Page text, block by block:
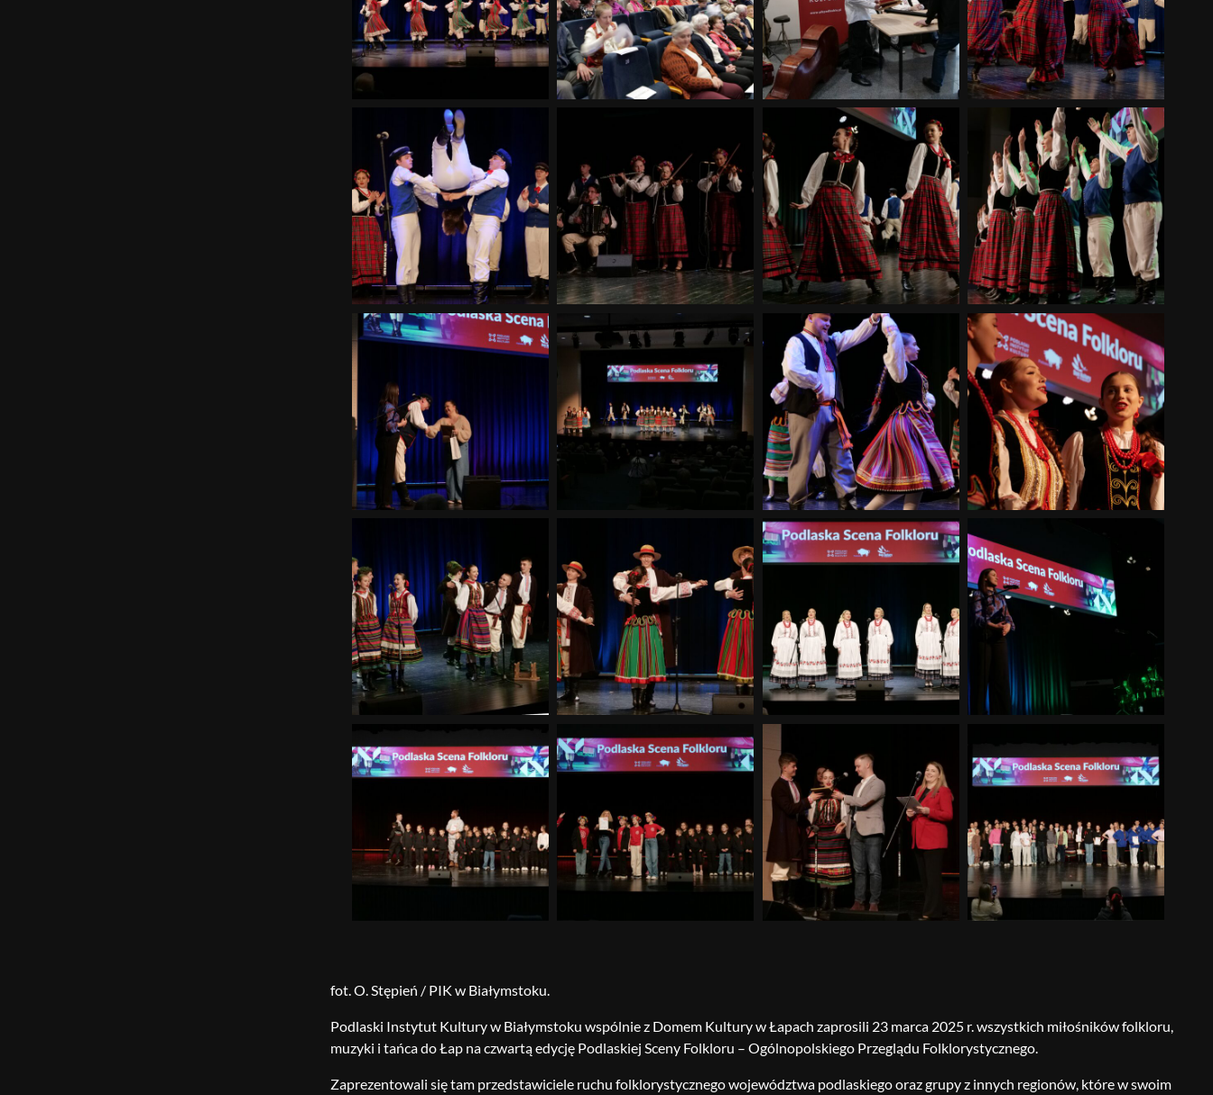
fot. O. Stępień / PIK w Białymstoku.
Podlaski Instytut Kultury w Białymstoku wspólnie z Domem Kultury w Łapach zaprosili 23 marca 2025 r. wszystkich miłośników folkloru,
muzyki i tańca do Łap na czwartą edycję Podlaskiej Sceny Folkloru – Ogólnopolskiego Przeglądu Folklorystycznego.
Zaprezentowali się tam przedstawiciele ruchu folklorystycznego województwa podlaskiego oraz grupy z innych regionów, które w swoim